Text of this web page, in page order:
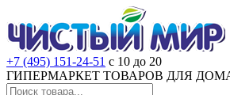
+7 (495) 151-24-51 с 10 до 20
ГИПЕРМАРКЕТ ТОВАРОВ ДЛЯ